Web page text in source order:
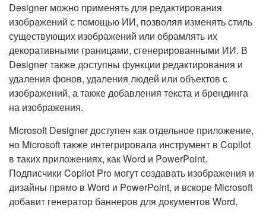
Designer можно применять для редактирования
изображений с помощью ИИ, позволяя изменять стиль
существующих изображений или обрамлять их
декоративными границами, сгенерированными ИИ. В
Designer также доступны функции редактирования и
удаления фонов, удаления людей или объектов с
изображений, а также добавления текста и брендинга
на изображения.
Microsoft Designer доступен как отдельное приложение,
но Microsoft также интегрировала инструмент в Copilot
в таких приложениях, как Word и PowerPoint.
Подписчики Copilot Pro могут создавать изображения и
дизайны прямо в Word и PowerPoint, и вскоре Microsoft
добавит генератор баннеров для документов Word.